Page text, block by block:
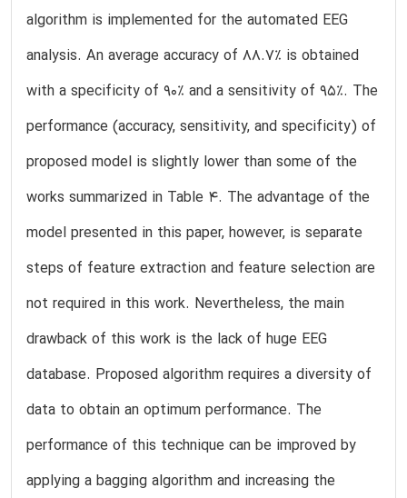
algorithm is implemented for the automated EEG
analysis. An average accuracy of 88.7% is obtained
with a specificity of 90% and a sensitivity of 95%. The
performance (accuracy, sensitivity, and specificity) of
proposed model is slightly lower than some of the
works summarized in Table 4. The advantage of the
model presented in this paper, however, is separate
steps of feature extraction and feature selection are
not required in this work. Nevertheless, the main
drawback of this work is the lack of huge EEG
database. Proposed algorithm requires a diversity of
data to obtain an optimum performance. The
performance of this technique can be improved by
applying a bagging algorithm and increasing the